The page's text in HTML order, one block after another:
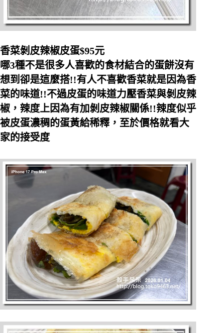
香菜剝皮辣椒皮蛋$95元
哪3種不是很多人喜歡的食材結合的蛋餅沒有
想到卻是這麼搭!!有人不喜歡香菜就是因為香
菜的味道!!不過皮蛋的味道力壓香菜與剝皮辣
椒，辣度上因為有加剝皮辣椒關係!!辣度似乎
被皮蛋濃稠的蛋黃給稀釋，至於價格就看大
家的接受度